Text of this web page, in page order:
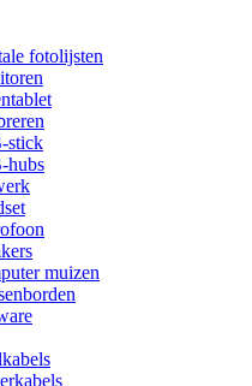
fotolijsten
stick
hubs
muizen